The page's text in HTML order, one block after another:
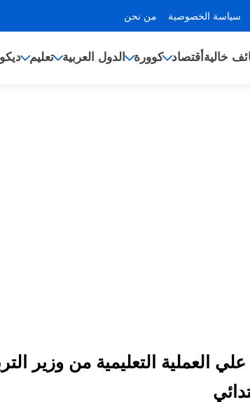
سياسة الخصوصية من نحن
خالية أقتصاد كوورة الدول العربية تعليم
العملية التعليمية من وزير